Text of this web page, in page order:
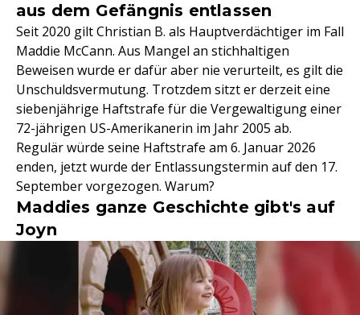
aus dem Gefängnis entlassen
Seit 2020 gilt Christian B. als Hauptverdächtiger im Fall
Maddie McCann. Aus Mangel an stichhaltigen
Beweisen wurde er dafür aber nie verurteilt, es gilt die
Unschuldsvermutung. Trotzdem sitzt er derzeit eine
siebenjährige Haftstrafe für die Vergewaltigung einer
72-jährigen US-Amerikanerin im Jahr 2005 ab.
Regulär würde seine Haftstrafe am 6. Januar 2026
enden, jetzt wurde der Entlassungstermin auf den 17.
September vorgezogen. Warum?
Maddies ganze Geschichte gibt's auf
Joyn